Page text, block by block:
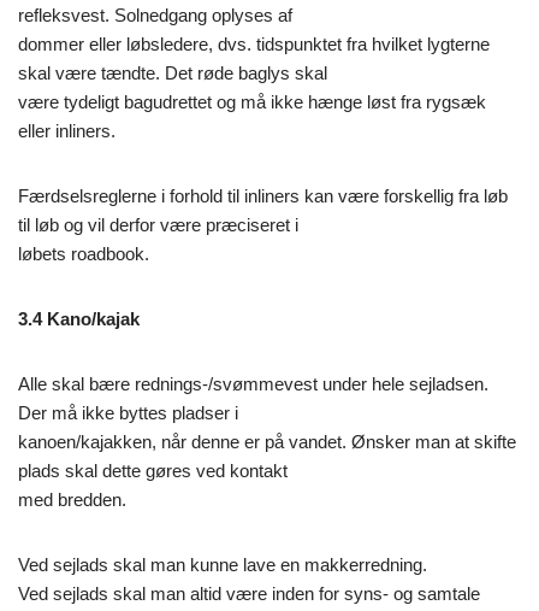
refleksvest. Solnedgang oplyses af
dommer eller løbsledere, dvs. tidspunktet fra hvilket lygterne
skal være tændte. Det røde baglys skal
være tydeligt bagudrettet og må ikke hænge løst fra rygsæk
eller inliners.
Færdselsreglerne i forhold til inliners kan være forskellig fra løb
til løb og vil derfor være præciseret i
løbets roadbook.
3.4 Kano/kajak
Alle skal bære rednings-­­/svømmevest under hele sejladsen.
Der må ikke byttes pladser i
kanoen/kajakken, når denne er på vandet. Ønsker man at skifte
plads skal dette gøres ved kontakt
med bredden.
Ved sejlads skal man kunne lave en makkerredning.
Ved sejlads skal man altid være inden for syns-­­ og samtale